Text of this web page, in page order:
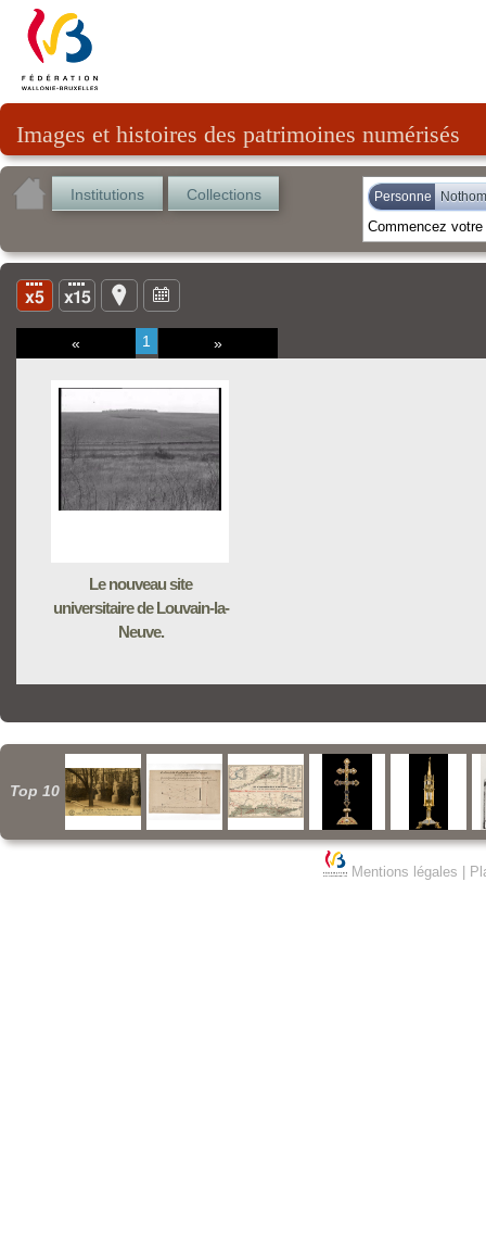
Images et histoires des patrimoines numérisés
Institutions Collections Personne
« 1 »
Le nouveau site
universitaire de Louvain-la-
Neuve.
Top 10
Mentions légales